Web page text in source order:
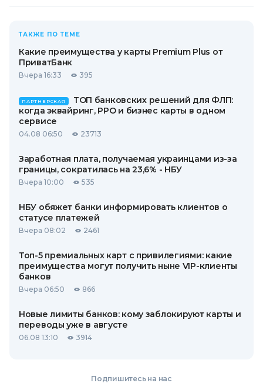
ТАКЖЕ ПО ТЕМЕ
Какие преимущества у карты Premium Plus от
ПриватБанк
Вчера 16:33 395
ПАРТНЕРСКАЯ
ТОП банковских решений для ФЛП:
когда эквайринг, РРО и бизнес карты в одном
сервисе
04.08 06:50 23713
Заработная плата, получаемая украинцами из-за
границы, сократилась на 23,6% - НБУ
Вчера 10:00 535
НБУ обяжет банки информировать клиентов о
статусе платежей
Вчера 08:02 2461
Топ-5 премиальных карт с привилегиями: какие
преимущества могут получить ныне VIP-клиенты
банков
Вчера 06:50 866
Новые лимиты банков: кому заблокируют карты и
переводы уже в августе
06.08 13:10 3914
Подпишитесь на нас